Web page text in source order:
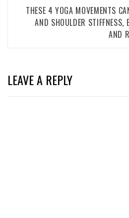
THESE 4 YOGA MOVEMENTS
AND SHOULDER STIFFNESS,
AND
LEAVE A REPLY